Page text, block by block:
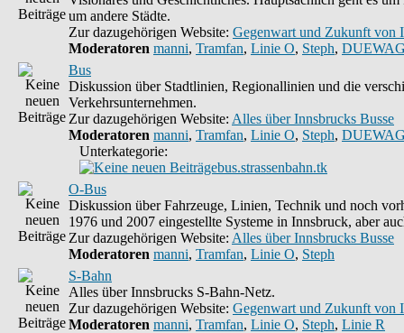
um andere Städte.
Zur dazugehörigen Website: Gegenwart und Zukunft von
Moderatoren manni, Tramfan, Linie O, Steph,
Bus
Diskussion über Stadtlinien, Regionallinien und die
Verkehrsunternehmen.
Zur dazugehörigen Website: Alles über Innsbrucks Busse
Moderatoren manni, Tramfan, Linie O, Steph,
Unterkategorie:
bus.strassenbahn.tk
O-Bus
Diskussion über Fahrzeuge, Linien, Technik und noch
1976 und 2007 eingestellte Systeme in Innsbruck, aber
Zur dazugehörigen Website: Alles über Innsbrucks Busse
Moderatoren manni, Tramfan, Linie O, Steph
S-Bahn
Alles über Innsbrucks S-Bahn-Netz.
Zur dazugehörigen Website: Gegenwart und Zukunft von
Moderatoren manni, Tramfan, Linie O, Steph, Linie R